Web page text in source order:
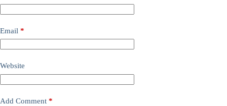
Email *
Website
Add Comment *